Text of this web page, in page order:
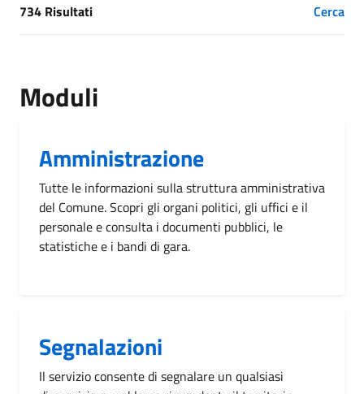
[results] Risultati
734 Risultati Cerca
Moduli
Amministrazione
Tutte le informazioni sulla struttura amministrativa
del Comune. Scopri gli organi politici, gli uffici e il
personale e consulta i documenti pubblici, le
statistiche e i bandi di gara.
Segnalazioni
Il servizio consente di segnalare un qualsiasi